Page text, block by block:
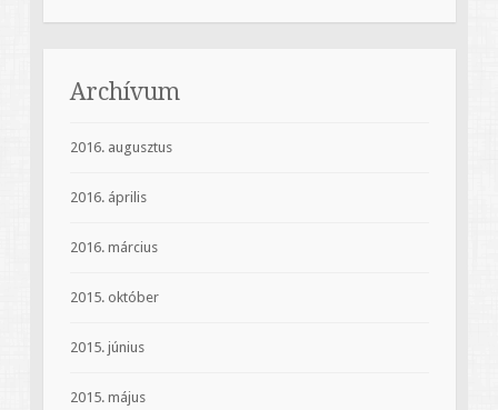
Archívum
2016. augusztus
2016. április
2016. március
2015. október
2015. június
2015. május